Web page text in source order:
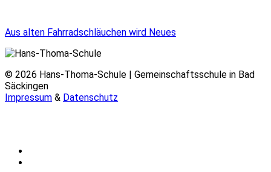
Aus alten Fahrradschläuchen wird Neues
© 2026 Hans-Thoma-Schule | Gemeinschaftsschule in Bad
Säckingen
Impressum & Datenschutz